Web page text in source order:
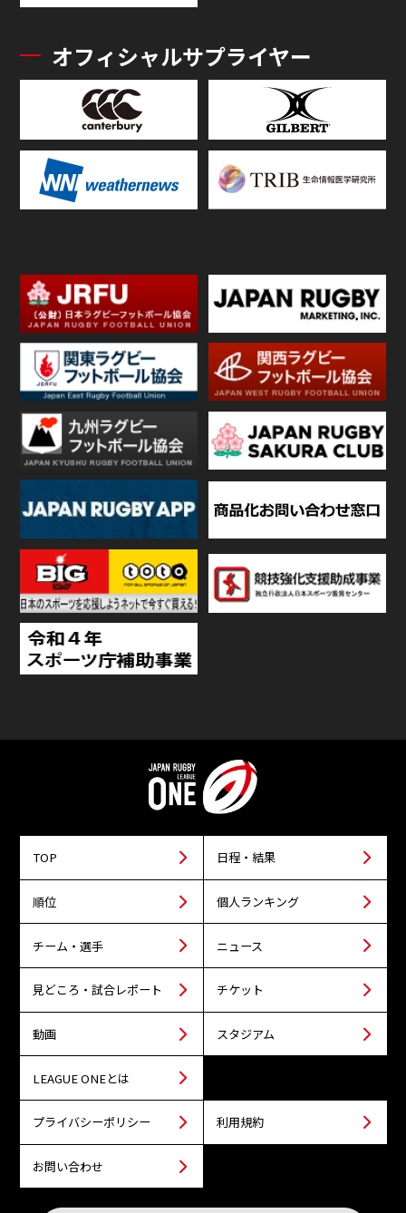
オフィシャルサプライヤー
TOP 日程・結果
順位 個人ランキング
チーム・選手 ニュース
見どころ・試合レポート チケット
動画 スタジアム
LEAGUE ONEとは
プライバシーポリシー 利用規約
お問い合わせ